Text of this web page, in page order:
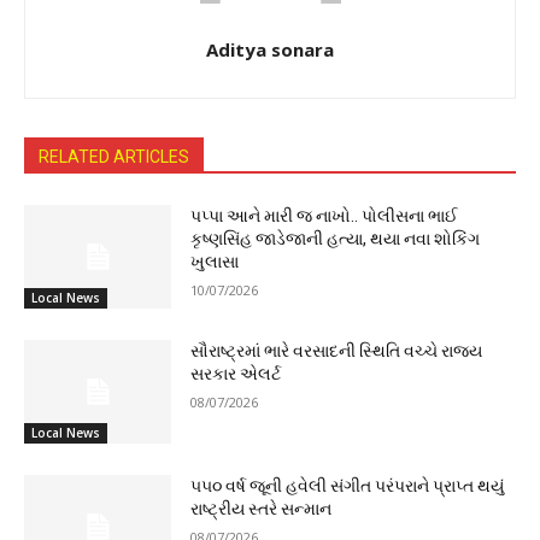
Aditya sonara
RELATED ARTICLES
Local News
પપ્પા આને મારી જ નાખો.. પોલીસના ભાઈ
કૃષ્ણસિંહ જાડેજાની હત્યા, થયા નવા શોકિંગ
ખુલાસા
10/07/2026
Local News
સૌરાષ્ટ્રમાં ભારે વરસાદની સ્થિતિ વચ્ચે રાજ્ય
સરકાર એલર્ટ
08/07/2026
૫૫૦ વર્ષ જૂની હવેલી સંગીત પરંપરાને પ્રાપ્ત થયું
રાષ્ટ્રીય સ્તરે સન્માન